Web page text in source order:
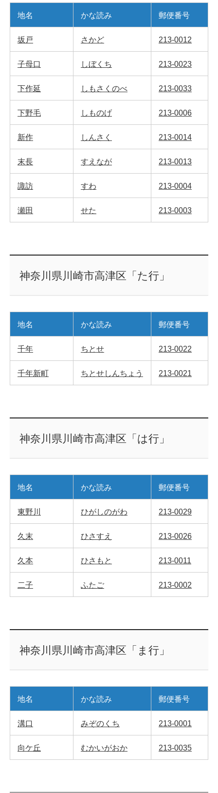
地名 かな読み 郵便番号
坂戸 さかど 213-0012
子母口 しぼくち 213-0023
下作延 しもさくのべ 213-0033
下野毛 しものげ 213-0006
新作 しんさく 213-0014
末長 すえなが 213-0013
諏訪 すわ 213-0004
瀬田 せた 213-0003
神奈川県川崎市高津区「た行」
地名 かな読み 郵便番号
千年 ちとせ 213-0022
千年新町 ちとせしんちょう 213-0021
神奈川県川崎市高津区「は行」
地名 かな読み 郵便番号
東野川 ひがしのがわ 213-0029
久末 ひさすえ 213-0026
久本 ひさもと 213-0011
二子 ふたご 213-0002
神奈川県川崎市高津区「ま行」
地名 かな読み 郵便番号
溝口 みぞのくち 213-0001
向ケ丘 むかいがおか 213-0035